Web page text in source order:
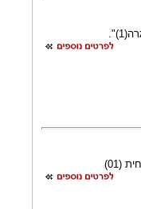
(01)